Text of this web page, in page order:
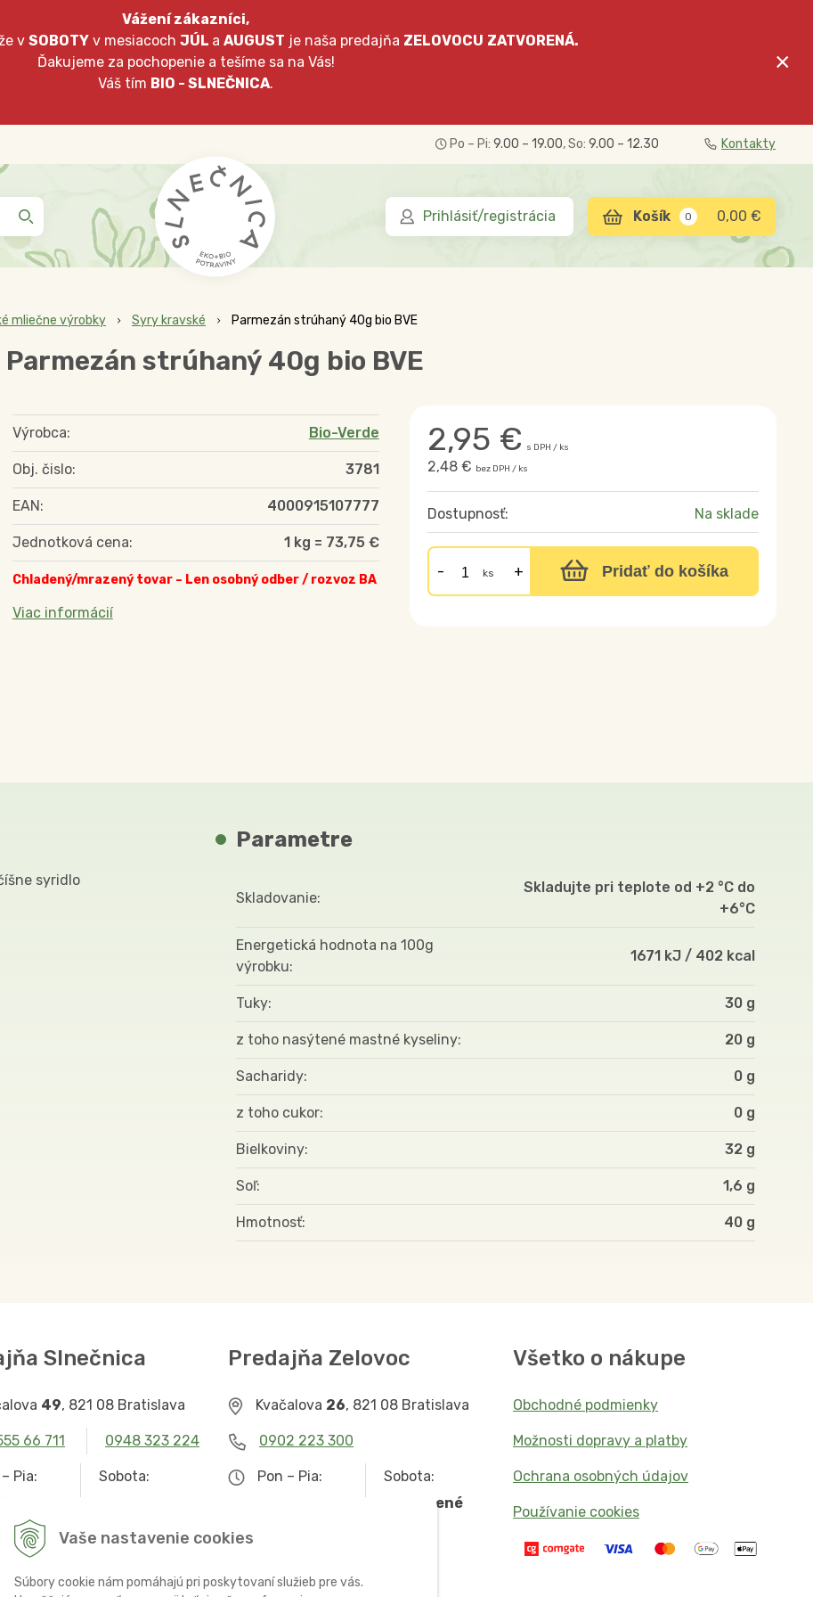
Vaše nastavenie cookies
Súbory cookie nám pomáhajú pri poskytovaní služieb pre vás.
Vážení zákazníci,
v SOBOTYv mesiacoch JÚL a AUGUST je naša predajňa ZELOVOCU ZATVORENÁ.
Ďakujeme za pochopenie a tešíme sa na Vás!
Váš tím BIO - SLNEČNICA.
×
Po – Pi: 9.00 – 19.00, So: 9.00 – 12.30 Kontakty
Prihlásiť/registrácia 0,00 €
0
mliečne výrobky Syry kravské Parmezán strúhaný 40g bio BVE
Parmezán strúhaný 40g bio BVE
2,95 € s DPH / ks
2,48 € bez DPH / ks
Dostupnosť: Na sklade
ks Pridať do košíka
Výrobca: Bio-Verde
Obj. čislo: 3781
EAN: 4000915107777
Jednotková cena: 1 kg = 73,75 €
Chladený/mrazený tovar – Len osobný odber / rozvoz BA
Viac informácií
syridlo
Parametre
Skladovanie
Skladujte pri teplote od +2 °C do
+6°C
Energetická hodnota na 100g
výrobku
1671 kJ / 402 kcal
Tuky 30 g
z toho nasýtené mastné kyseliny 20 g
Sacharidy 0 g
z toho cukor 0 g
Bielkoviny 32 g
Soľ 1,6 g
Hmotnosť 40
Slnečnica
49, 821 08 Bratislava
66 711 0948 323 224
Pia:
– 19.00
Sobota:
Predajňa Zelovoc
Kvačalova 26, 821 08 Bratislava
0902 223 300
Pon – Pia:
Sobota:
Zatvorené
Všetko o nákupe
Obchodné podmienky
Možnosti dopravy a platby
Ochrana osobných údajov
Používanie cookies